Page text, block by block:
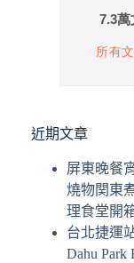
近期文章
屏東晚餐
燒物関東
理食堂開
台北捷運
Dahu